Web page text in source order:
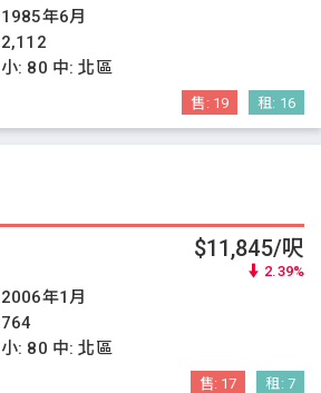
1985年6月
2,112
小: 80 中:北區
售: 19 租: 16
$11,845/呎
2.39%
2006年1月
764
小: 80 中:北區
售: 17 租: 7